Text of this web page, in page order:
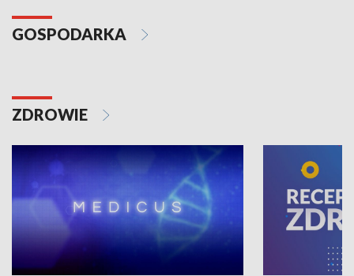
GOSPODARKA
ZDROWIE